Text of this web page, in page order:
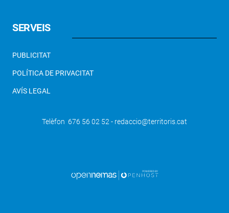
SERVEIS
PUBLICITAT
POLÍTICA DE PRIVACITAT
AVÍS LEGAL
Telèfon 676 56 02 52 - redaccio@territoris.cat